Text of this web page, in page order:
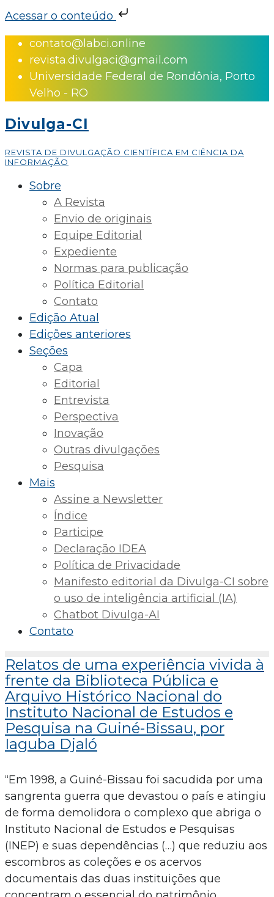
Acessar o conteúdo
Skip
content
contato@labci.online
revista.divulgaci@gmail.com
Universidade Federal de Rondônia, Porto
Velho - RO
Divulga-CI
REVISTA DE DIVULGAÇÃO CIENTÍFICA EM CIÊNCIA DA
INFORMAÇÃO
Sobre
A Revista
Envio de originais
Equipe Editorial
Expediente
Normas para publicação
Política Editorial
Contato
Edição Atual
Edições anteriores
Seções
Capa
Editorial
Entrevista
Perspectiva
Inovação
Outras divulgações
Pesquisa
Mais
Assine a Newsletter
Índice
Participe
Declaração IDEA
Política de Privacidade
Manifesto editorial da Divulga-CI sobre
o uso de inteligência artificial (IA)
Chatbot Divulga-AI
Contato
Relatos de uma experiência vivida à
frente da Biblioteca Pública e
Arquivo Histórico Nacional do
Instituto Nacional de Estudos e
Pesquisa na Guiné-Bissau, por
Iaguba Djaló
“Em 1998, a Guiné-Bissau foi sacudida por uma
sangrenta guerra que devastou o país e atingiu
de forma demolidora o complexo que abriga o
Instituto Nacional de Estudos e Pesquisas
(INEP) e suas dependências (…) que reduziu aos
escombros as coleções e os acervos
documentais das duas instituições que